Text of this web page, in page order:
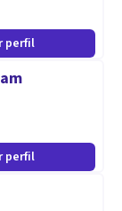
perfil
perfil